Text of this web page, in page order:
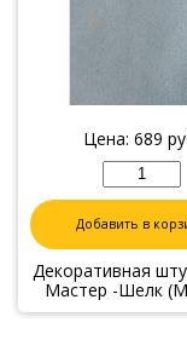
Цена: 689
Добавить в
Декоративная
Мастер -Шелк